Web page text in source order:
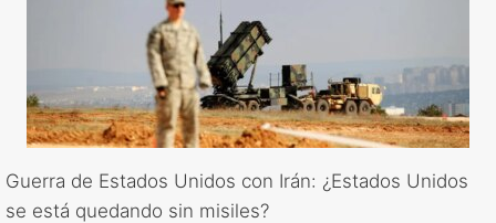
Guerra de Estados Unidos con Irán: ¿Estados Unidos
se está quedando sin misiles?